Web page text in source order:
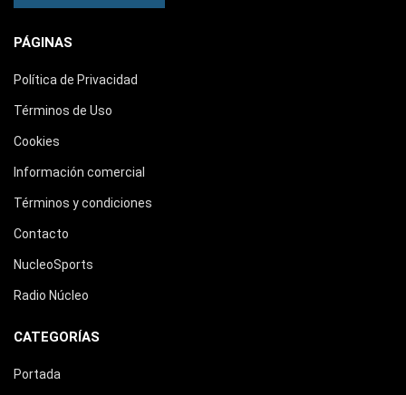
PÁGINAS
Política de Privacidad
Términos de Uso
Cookies
Información comercial
Términos y condiciones
Contacto
NucleoSports
Radio Núcleo
CATEGORÍAS
Portada